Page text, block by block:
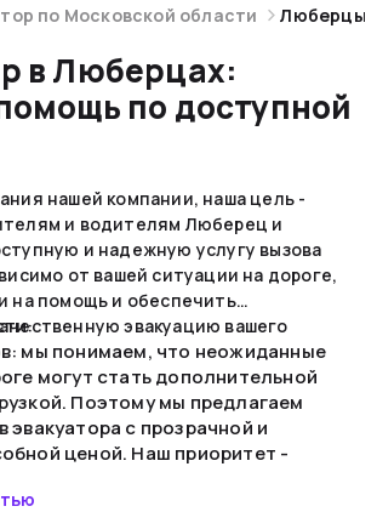
по Московской области Люберцы
в Люберцах:
по доступной
нашей компании, наша цель -
и водителям Люберец и
и надежную услугу вызова
от вашей ситуации на дороге,
на помощь и обеспечить
эвакуацию вашего
мы понимаем, что неожиданные
могут стать дополнительной
Поэтому мы предлагаем
эвакуатора с прозрачной и
ценой. Наш приоритет -